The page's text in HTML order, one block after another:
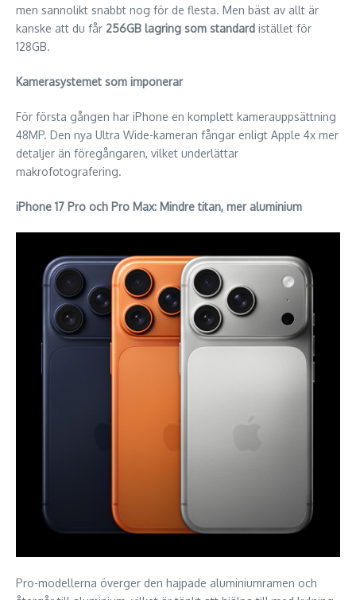
men sannolikt snabbt nog för de flesta. Men bäst av allt är
kanske att du får 256GB lagring som standard istället för
128GB.
Kamerasystemet som imponerar
För första gången har iPhone en komplett kamerauppsättning
48MP. Den nya Ultra Wide-kameran fångar enligt Apple 4x mer
detaljer än föregångaren, vilket underlättar
makrofotografering.
iPhone 17 Pro och Pro Max: Mindre titan, mer aluminium
Pro-modellerna överger den hajpade aluminiumramen och